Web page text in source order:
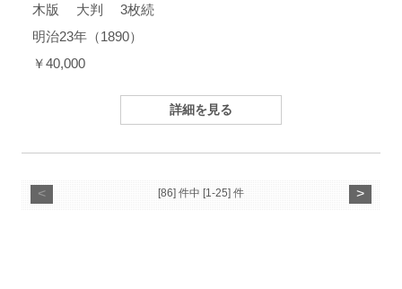
木版 大判 3枚続
明治23年（1890）
￥40,000
詳細を見る
[86] 件中 [1-25] 件
< >